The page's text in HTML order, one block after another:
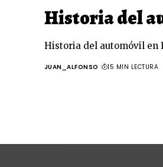
Historia del
Historia del automóvil en
JUAN_ALFONSO 15 MIN LECTURA